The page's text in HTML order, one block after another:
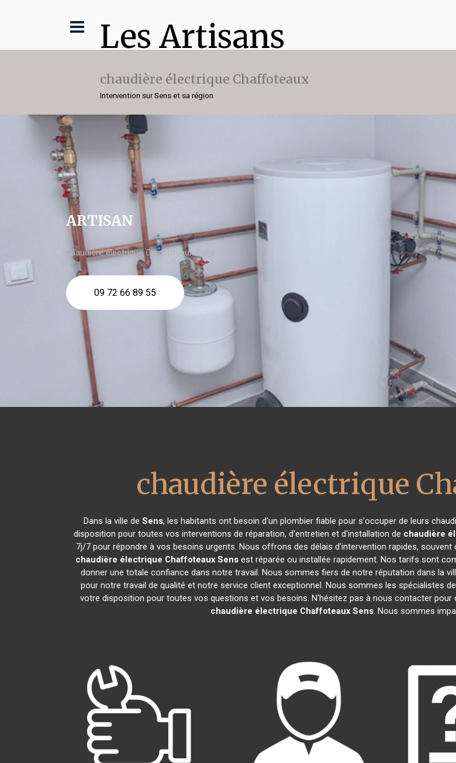
Les Artisans
chaudière électrique Chaffoteaux
Intervention sur Sens et sa région
ARTISAN
chaudière électrique Chaffoteaux Sens
09 72 66 89 55
chaudière électrique
Dans la ville de Sens, les habitants ont besoin d'un plombier fiable pour s'occuper de leurs
disposition pour toutes vos interventions de réparation, d'entretien et d'installation de chaudière
7j/7 pour répondre à vos besoins urgents. Nous offrons des délais d'intervention rapides,
chaudière électrique Chaffoteaux Sensest réparée ou installée rapidement. Nos tarifs sont
donner une totale confiance dans notre travail. Nous sommes fiers de notre réputation dans la
pour notre travail de qualité et notre service client exceptionnel. Nous sommes les spécialistes
votre disposition pour toutes vos questions et vos besoins. N'hésitez pas à nous contacter
chaudière électrique Chaffoteaux Sens. Nous sommes